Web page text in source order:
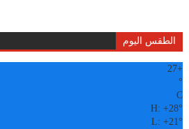
الطقس اليوم
+
27
°
C
H:+28°
L:+21°